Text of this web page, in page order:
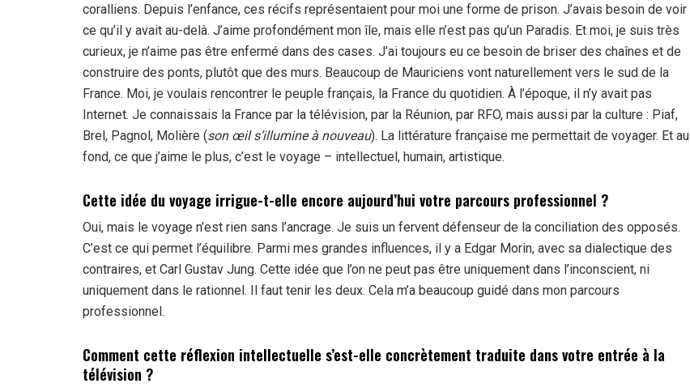
coralliens. Depuis l’enfance, ces récifs représentaient pour moi une forme de prison. J’avais besoin de voir
ce qu’il y avait au-delà. J’aime profondément mon île, mais elle n’est pas qu’un Paradis. Et moi, je suis très
curieux, je n’aime pas être enfermé dans des cases. J’ai toujours eu ce besoin de briser des chaînes et de
construire des ponts, plutôt que des murs. Beaucoup de Mauriciens vont naturellement vers le sud de la
France. Moi, je voulais rencontrer le peuple français, la France du quotidien. À l’époque, il n’y avait pas
Internet. Je connaissais la France par la télévision, par la Réunion, par RFO, mais aussi par la culture : Piaf,
Brel, Pagnol, Molière (son œil s’illumine à nouveau). La littérature française me permettait de voyager. Et au
fond, ce que j’aime le plus, c’est le voyage – intellectuel, humain, artistique.
Cette idée du voyage irrigue-t-elle encore aujourd’hui votre parcours professionnel ?
Oui, mais le voyage n’est rien sans l’ancrage. Je suis un fervent défenseur de la conciliation des opposés.
C’est ce qui permet l’équilibre. Parmi mes grandes influences, il y a Edgar Morin, avec sa dialectique des
contraires, et Carl Gustav Jung. Cette idée que l’on ne peut pas être uniquement dans l’inconscient, ni
uniquement dans le rationnel. Il faut tenir les deux. Cela m’a beaucoup guidé dans mon parcours
professionnel.
Comment cette réflexion intellectuelle s’est-elle concrètement traduite dans votre entrée à la
télévision ?